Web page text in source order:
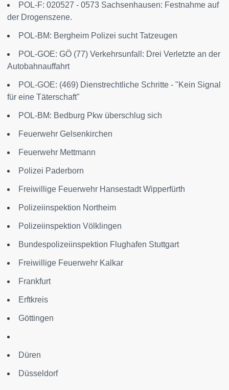
POL-F: 020527 - 0573 Sachsenhausen: Festnahme auf
der Drogenszene.
POL-BM: Bergheim Polizei sucht Tatzeugen
POL-GOE: GÖ (77) Verkehrsunfall: Drei Verletzte an der
Autobahnauffahrt
POL-GOE: (469) Dienstrechtliche Schritte - "Kein Signal
für eine Täterschaft"
POL-BM: Bedburg Pkw überschlug sich
Feuerwehr Gelsenkirchen
Feuerwehr Mettmann
Polizei Paderborn
Freiwillige Feuerwehr Hansestadt Wipperfürth
Polizeiinspektion Northeim
Polizeiinspektion Völklingen
Bundespolizeiinspektion Flughafen Stuttgart
Freiwillige Feuerwehr Kalkar
Frankfurt
Erftkreis
Göttingen
Düren
Düsseldorf